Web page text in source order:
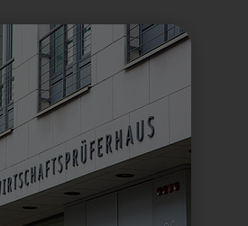
einwandfreien Funktionsweise
des Mitgliederbereichs.
scrollCookie
WPK